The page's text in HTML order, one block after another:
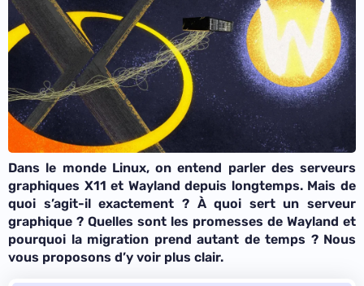
Dans le monde Linux, on entend parler des serveurs
graphiques X11 et Wayland depuis longtemps. Mais de
quoi s’agit-il exactement ? À quoi sert un serveur
graphique ? Quelles sont les promesses de Wayland et
pourquoi la migration prend autant de temps ? Nous
vous proposons d’y voir plus clair.